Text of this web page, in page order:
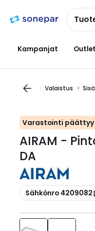
navigointiinsisältöön
Kampanjat Outlet
Valaistus
Varastointi päättyy
AIRAM -
DA
Kopioi
Sähkönro 4209082